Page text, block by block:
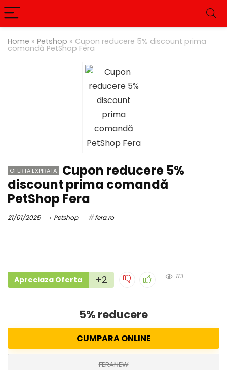
Home » Petshop » Cupon reducere 5% discount prima
comandă PetShop Fera
OFERTA EXPIRATA
Cupon reducere 5%
discount prima comandă
PetShop Fera
21/01/2025 Petshop fera.ro
Apreciaza Oferta +2 113
5% reducere
CUMPARA ONLINE
FERANEW